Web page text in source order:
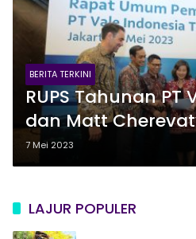
BERITA TERKINI
RUPS Tahunan PT
dan Matt
Direktur Perseroan
7 Mei 2023
LAJUR POPULER